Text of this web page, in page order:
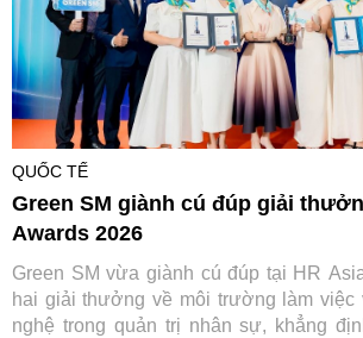
QUỐC TẾ
Green SM giành cú đúp giải
Awards 2026
Green SM vừa giành cú đúp tại HR
hai giải thưởng về môi trường làm việc
nghệ trong quản trị nhân sự, khẳng